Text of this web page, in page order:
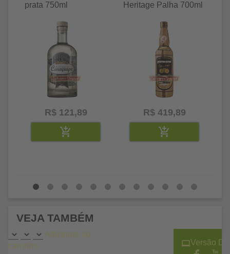
prata 750ml
R$ 121,89
Heritage Palha 700ml
R$ 419,89
VEJA TAMBÉM
Adicionar ao
carrinho
Versão